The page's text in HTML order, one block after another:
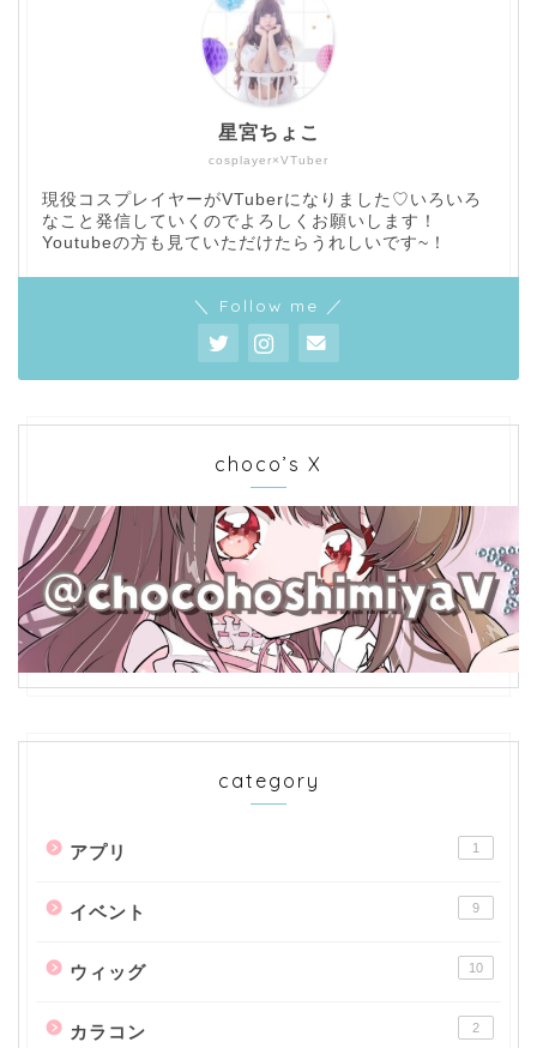
cosplayer×VTuber
星宮ちょこ
現役コスプレイヤーがVTuberになりました♡いろいろ
なこと発信していくのでよろしくお願いします！
Youtubeの方も見ていただけたらうれしいです~！
＼ Follow me ／
choco’s X
category
アプリ 1
イベント 9
ウィッグ 10
カラコン 2